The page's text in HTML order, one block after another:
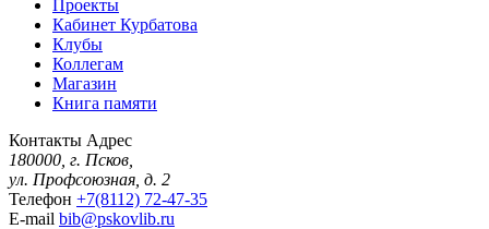
Проекты
Кабинет Курбатова
Клубы
Коллегам
Магазин
Книга памяти
Контакты Адрес
180000, г. Псков,
ул. Профсоюзная, д. 2
Телефон +7(8112) 72-47-35
E-mail bib@pskovlib.ru